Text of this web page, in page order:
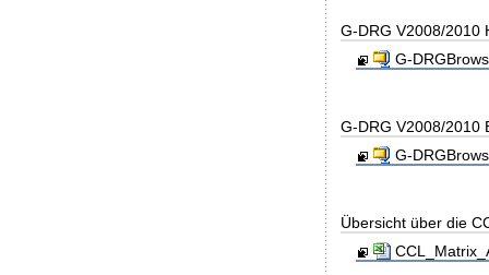
G-DRG V2008/2010
G-
G-DRG V2008/2010
G-
Übersicht über die